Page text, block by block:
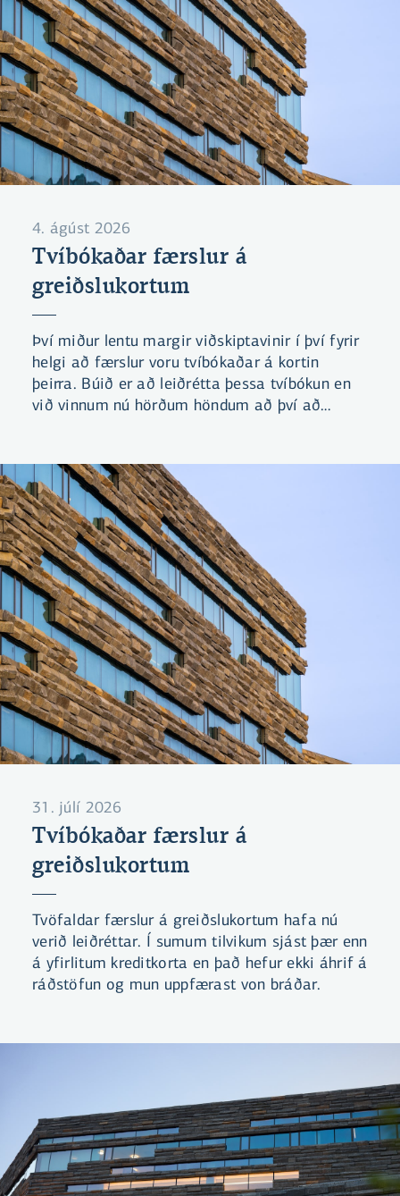
4. ágúst 2026
Tvíbókaðar færslur á
greiðslukortum
Því miður lentu margir viðskiptavinir í því fyrir
helgi að færslur voru tvíbókaðar á kortin
þeirra. Búið er að leiðrétta þessa tvíbókun en
við vinnum nú hörðum höndum að því að
31. júlí 2026
Tvíbókaðar færslur á
greiðslukortum
Tvöfaldar færslur á greiðslukortum hafa nú
verið leiðréttar. Í sumum tilvikum sjást þær enn
á yfirlitum kreditkorta en það hefur ekki áhrif á
ráðstöfun og mun uppfærast von bráðar.